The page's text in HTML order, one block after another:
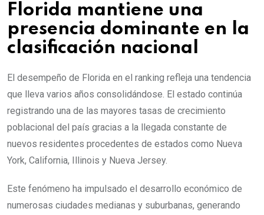
Florida mantiene una
presencia dominante en la
clasificación nacional
El desempeño de Florida en el ranking refleja una tendencia
que lleva varios años consolidándose. El estado continúa
registrando una de las mayores tasas de crecimiento
poblacional del país gracias a la llegada constante de
nuevos residentes procedentes de estados como Nueva
York, California, Illinois y Nueva Jersey.
Este fenómeno ha impulsado el desarrollo económico de
numerosas ciudades medianas y suburbanas, generando